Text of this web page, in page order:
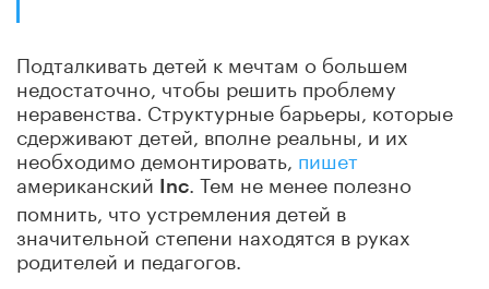
Подталкивать детей к мечтам о большем
недостаточно, чтобы решить проблему
неравенства. Структурные барьеры, которые
сдерживают детей, вполне реальны, и их
необходимо демонтировать, пишет
американский Inc . Тем не менее полезно
помнить, что устремления детей в
значительной степени находятся в руках
родителей и педагогов.